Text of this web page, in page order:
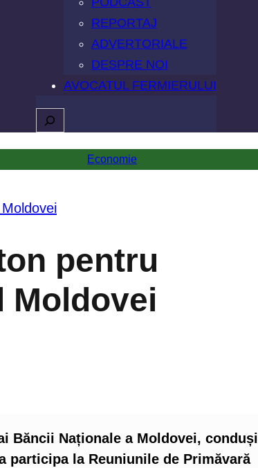
REPORTAJ
ADVERTORIALE
DESPRE NOI
AVOCATUL FERMIERULUI
Caută
Economie
pentru
Moldovei
Băncii Naționale a Moldovei, conduși
participa la Reuniunile de Primăvară